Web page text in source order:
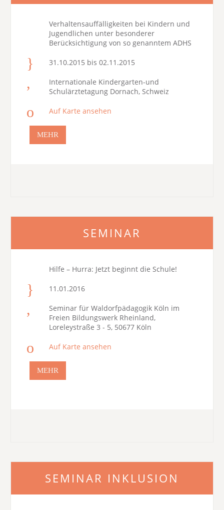
Verhaltensauffälligkeiten bei Kindern und
Jugendlichen unter besonderer
Berücksichtigung von so genanntem ADHS
31.10.2015 bis 02.11.2015
Internationale Kindergarten-und
Schulärztetagung Dornach, Schweiz
Auf Karte ansehen
MEHR
SEMINAR
Hilfe – Hurra: Jetzt beginnt die Schule!
11.01.2016
Seminar für Waldorfpädagogik Köln im
Freien Bildungswerk Rheinland,
Loreleystraße 3 - 5, 50677 Köln
Auf Karte ansehen
MEHR
SEMINAR INKLUSION